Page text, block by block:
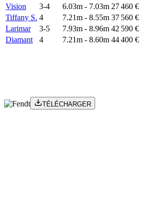
Vision
3-4 6.03m - 7.03m 27 460 €
Tiffany S. 4 7.21m - 8.55m 37 560 €
Larimar
3-5 7.93m - 8.96m 42 590 €
Diamant
4 7.21m - 8.60m 44 400 €
TÉLÉCHARGER